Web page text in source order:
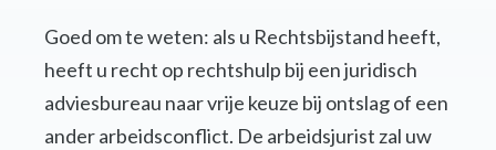
Goed om te weten: als u Rechtsbijstand heeft,
heeft u recht op rechtshulp bij een juridisch
adviesbureau naar vrije keuze bij ontslag of een
ander arbeidsconflict. De arbeidsjurist zal uw